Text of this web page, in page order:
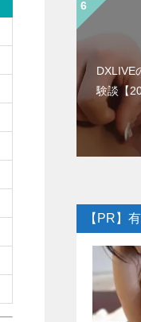
DXLIVE
験談【
【PR】